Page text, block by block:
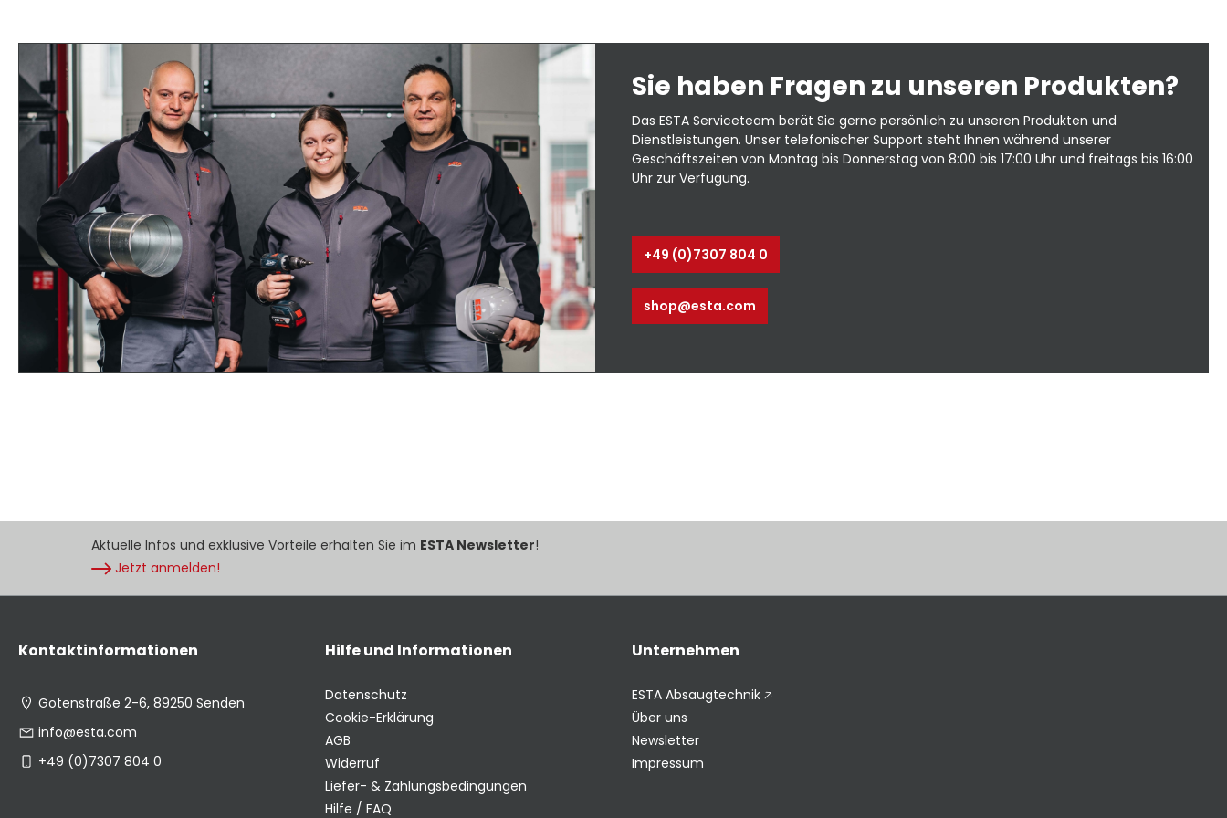
Preislistennummer: 91015
Sie haben Fragen zu unseren Produkten?
Das ESTA Serviceteam berät Sie gerne persönlich zu unseren Produkten und
Dienstleistungen. Unser telefonischer Support steht Ihnen während unserer
Geschäftszeiten von Montag bis Donnerstag von 8:00 bis 17:00 Uhr und freitags bis 16:00
Uhr zur Verfügung.
+49 (0)7307 804 0
shop@esta.com
Aktuelle Infos und exklusive Vorteile erhalten Sie im ESTA Newsletter!
Jetzt anmelden!
Kontaktinformationen
Gotenstraße 2-6, 89250 Senden
info@esta.com
+49 (0)7307 804 0
Hilfe und Informationen
Datenschutz
Cookie-Erklärung
AGB
Widerruf
Liefer- & Zahlungsbedingungen
Hilfe / FAQ
Unternehmen
ESTA Absaugtechnik 🡥
Über uns
Newsletter
Impressum